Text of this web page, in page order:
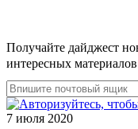
Получайте дайджест
интересных
7 июля 2020